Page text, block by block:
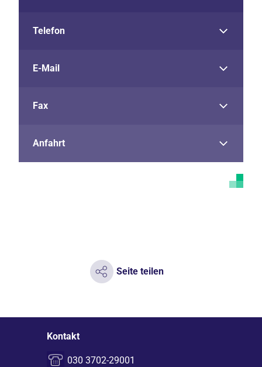
Telefon
E-Mail
Fax
Anfahrt
Seite teilen
Kontakt
030 3702-29001